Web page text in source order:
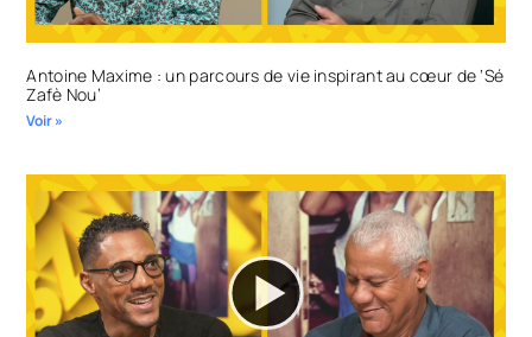
Antoine Maxime : un parcours de vie inspirant au cœur de ‘Sé
Zafè Nou’
Voir »